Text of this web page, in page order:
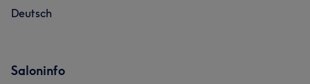
Deutsch
Saloninfo